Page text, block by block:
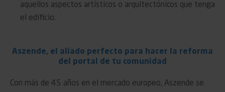
aquellos aspectos artísticos o arquitectónicos que tenga
el edificio.
Aszende, el aliado perfecto para hacer la reforma
del portal de tu comunidad
Con más de 45 años en el mercado europeo, Aszende se